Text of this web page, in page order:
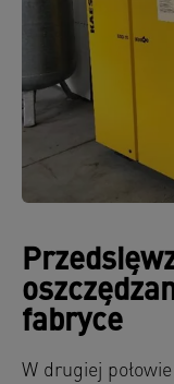
fabryce
W drugiej